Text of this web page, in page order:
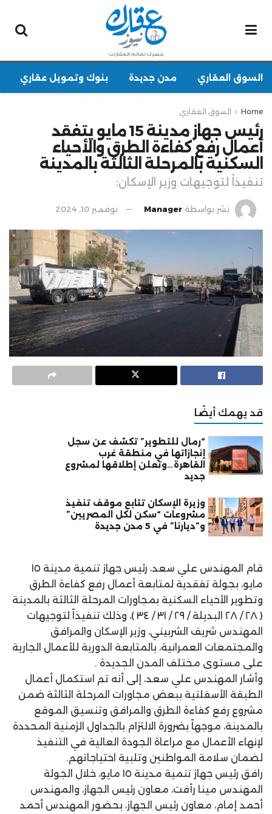
السوق العقاري مدن جديدة بنوك وتمويل عقاري
Home السوق العقاري
رئيس جهاز مدينة 15 مايو يتفقد
أعمال رفع كفاءة الطرق والأحياء
السكنية بالمرحلة الثالثة بالمدينة
تنفيذاً لتوجيهات وزير الإسكان:
نشر بواسطة Manager نوفمبر 10, 2024
قد يهمك أيضًا
“رمال للتطوير” تكشف عن سجل
إنجازاتها في منطقة غرب
القاهرة…وتعلن إطلاقها لمشروع
جديد
وزيرة الإسكان تتابع موقف تنفيذ
مشروعات “سكن لكل المصريين”
و”ديارنا” في 5 مدن جديدة
قام المهندس علي سعد، رئيس جهاز تنمية مدينة ١٥
مايو، بجولة تفقدية لمتابعة أعمال رفع كفاءة الطرق
وتطوير الأحياء السكنية بمجاورات المرحلة الثالثة بالمدينة
( ٢٨ / ٢٨ البديلة / ٢٩ / ٣١ / ٣٤ )، وذلك تنفيذاً لتوجيهات
المهندس شريف الشربيني، وزير الإسكان والمرافق
والمجتمعات العمرانية، بالمتابعة الدورية للأعمال الجارية
على مستوى مختلف المدن الجديدة .
وأشار المهندس علي سعد، إلى أنه تم استكمال أعمال
الطبقة الأسفلتية ببعض مجاورات المرحلة الثالثة ضمن
مشروع رفع كفاءة الطرق والمرافق وتنسيق الموقع
بالمدينة، موجهاً بضرورة الالتزام بالجداول الزمنية المحددة
لإنهاء الأعمال مع مراعاة الجودة العالية في التنفيذ
لضمان سلامة المواطنين وتلبية احتياجاتهم.
رافق رئيس جهاز تنمية مدينة ١٥ مايو، خلال الجولة
المهندس مينا رأفت، معاون رئيس الجهاز، والمهندس
أحمد إمام، معاون رئيس الجهاز، بحضور المهندس أحمد